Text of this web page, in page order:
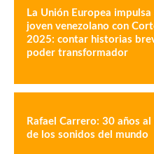
La Unión Europea impulsa
joven venezolano con
2025: contar historias
poder transformador
Rafael Carrero: 30 años
de los sonidos del mundo